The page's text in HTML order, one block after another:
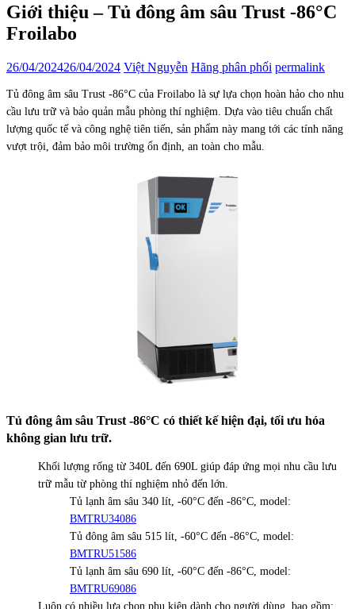
Giới thiệu – Tủ đông âm sâu Trust -86°C
Froilabo
26/04/202426/04/2024 Việt Nguyễn Hãng phân phối permalink
Tủ đông âm sâu Trust -86°C của Froilabo là sự lựa chọn hoàn hảo cho nhu
cầu lưu trữ và bảo quản mẫu phòng thí nghiệm. Dựa vào tiêu chuẩn chất
lượng quốc tế và công nghệ tiên tiến, sản phẩm này mang tới các tính năng
vượt trội, đảm bảo môi trường ổn định, an toàn cho mẫu.
Tủ đông âm sâu Trust -86°C có thiết kế hiện đại, tối ưu hóa
không gian lưu trữ.
Khối lượng rống từ 340L đến 690L giúp đáp ứng mọi nhu cầu lưu
trữ mẫu từ phòng thí nghiệm nhỏ đến lớn.
Tủ lạnh âm sâu 340 lít, -60°C đến -86°C, model:
BMTRU34086
Tủ đông âm sâu 515 lít, -60°C đến -86°C, model:
BMTRU51586
Tủ lạnh âm sâu 690 lít, -60°C đến -86°C, model:
BMTRU69086
Luôn có nhiều lựa chọn phụ kiện dành cho người dùng, bao gồm: